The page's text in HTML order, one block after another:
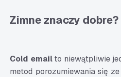
Zimne znaczy
Cold emailto niewątpliwie
metod porozumiewania się